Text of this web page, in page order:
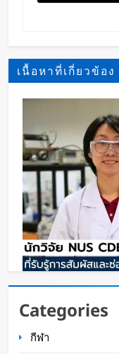
เนื้อหาที่เกี่ยวข้อง
นักวิจัย NUS
การสัมผัสและซ่อ
Categories
กีฬา